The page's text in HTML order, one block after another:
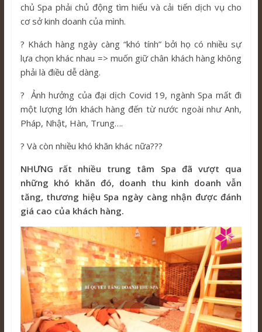
chủ Spa phải chủ động tìm hiểu và cải tiến dịch vụ cho
cơ sở kinh doanh của mình.
? Khách hàng ngày càng “khó tính” bởi họ có nhiều sự
lựa chọn khác nhau => muốn giữ chân khách hàng không
phải là điều dễ dàng.
? Ảnh hưởng của đại dịch Covid 19, ngành Spa mất đi
một lượng lớn khách hàng đến từ nước ngoài như Anh,
Pháp, Nhật, Hàn, Trung….
? Và còn nhiều khó khăn khác nữa???
NHƯNG rất nhiều trung tâm Spa đã vượt qua
những khó khăn đó, doanh thu kinh doanh vẫn
tăng, thương hiệu Spa ngày càng nhận được đánh
giá cao của khách hàng.